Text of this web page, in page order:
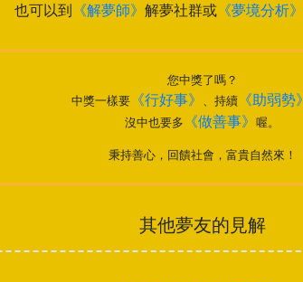
也可以到 《解夢師》 解夢社群或 《夢境分析》
您中獎了嗎？
中獎一樣要《行好事》 、持續《助弱勢》
沒中也要多
《做善事》喔。
秉持善心，回饋社會，富貴自然來！
其他夢友的見解